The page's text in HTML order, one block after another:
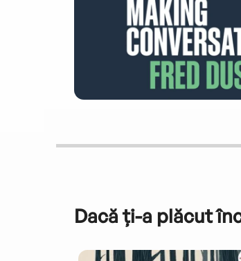
Dacă ți-a plăcut